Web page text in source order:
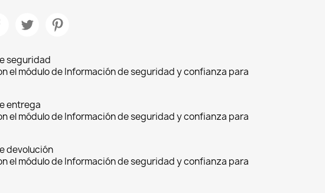
seguridad
el módulo de Información de seguridad y confianza para
entrega
el módulo de Información de seguridad y confianza para
devolución
el módulo de Información de seguridad y confianza para